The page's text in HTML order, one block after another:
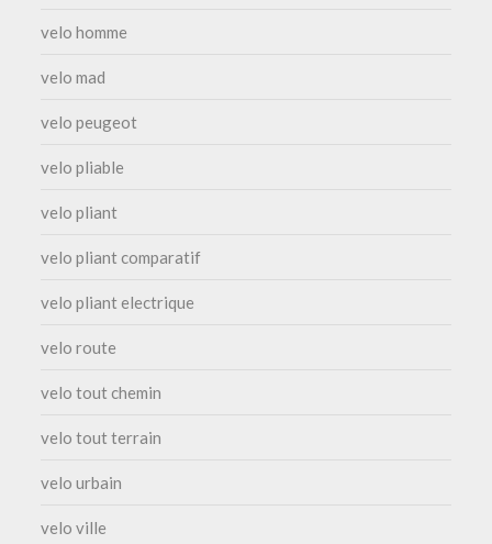
velo homme
velo mad
velo peugeot
velo pliable
velo pliant
velo pliant comparatif
velo pliant electrique
velo route
velo tout chemin
velo tout terrain
velo urbain
velo ville